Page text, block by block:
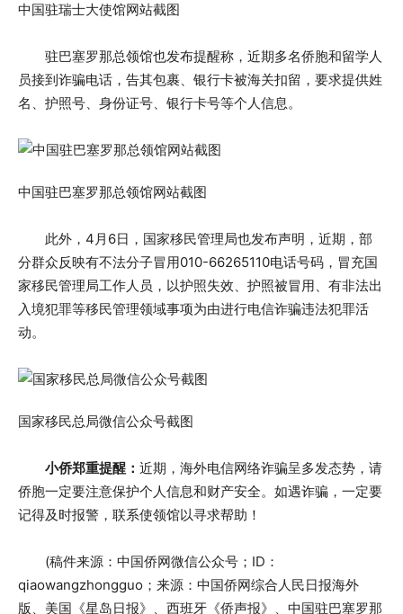
中国驻瑞士大使馆网站截图
驻巴塞罗那总领馆也发布提醒称，近期多名侨胞和留学人
员接到诈骗电话，告其包裹、银行卡被海关扣留，要求提供姓
名、护照号、身份证号、银行卡号等个人信息。
中国驻巴塞罗那总领馆网站截图
此外，4月6日，国家移民管理局也发布声明，近期，部
分群众反映有不法分子冒用010-66265110电话号码，冒充国
家移民管理局工作人员，以护照失效、护照被冒用、有非法出
入境犯罪等移民管理领域事项为由进行电信诈骗违法犯罪活
动。
国家移民总局微信公众号截图
小侨郑重提醒： 近期，海外电信网络诈骗呈多发态势，请
侨胞一定要注意保护个人信息和财产安全。如遇诈骗，一定要
记得及时报警，联系使领馆以寻求帮助！
(稿件来源：中国侨网微信公众号；ID：
qiaowangzhongguo；来源：中国侨网综合人民日报海外
版、美国《星岛日报》、西班牙《侨声报》、中国驻巴塞罗那